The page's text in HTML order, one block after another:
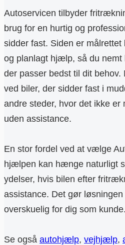
Autoservicen tilbyder
brug for en hurtig og
sidder fast. Siden er
og planlagt hjælp, så du nemt
der passer bedst til dit
ved biler, der sidder fast i
andre steder, hvor det ikke er
uden assistance.
En stor fordel ved at vælge
hjælpen kan hænge naturligt
ydelser, hvis bilen efter
assistance. Det gør
overskuelig for dig som kunde.
Se også autohjælp, vejhjælp,